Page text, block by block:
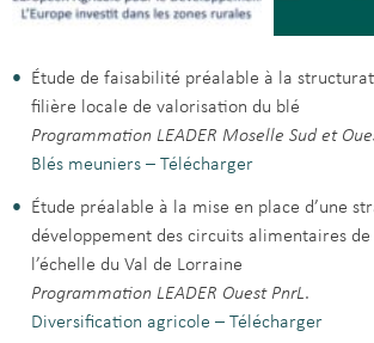
Étude de faisabilité préalable à la
filière locale de valorisation du blé
Programmation LEADER Moselle Sud et
Blés meuniers – Télécharger
Étude préalable à la mise en place d’une
développement des circuits alimentaires
l’échelle du Val de Lorraine
Programmation LEADER Ouest PnrL.
Diversification agricole – Télécharger